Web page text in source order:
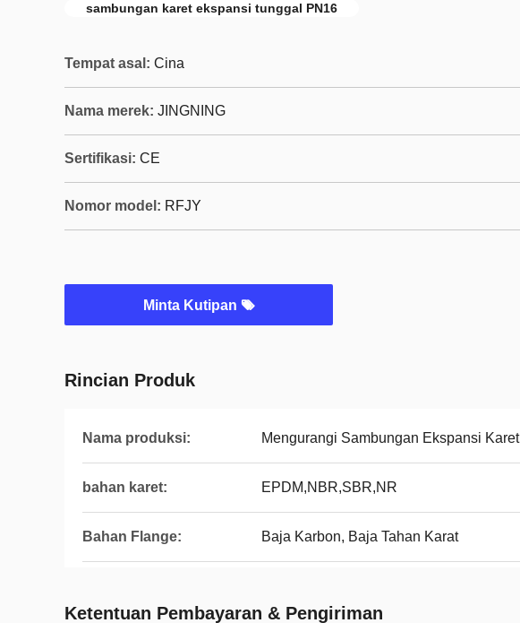
sambungan karet ekspansi tunggal PN16
Tempat asal: Cina
Nama merek: JINGNING
Sertifikasi: CE
Nomor model: RFJY
Minta Kutipan
Rincian Produk
Nama produksi: Mengurangi Sambungan Ekspansi Karet
bahan karet: EPDM,NBR,SBR,NR
Bahan Flange: Baja Karbon, Baja Tahan Karat
Ketentuan Pembayaran & Pengiriman